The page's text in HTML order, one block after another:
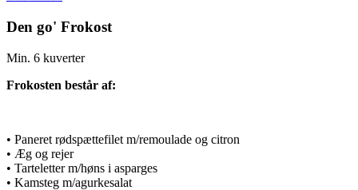
Den go' Frokost
Min. 6 kuverter
Frokosten består af:
• Paneret rødspættefilet m/remoulade og citron
• Æg og rejer
• Tarteletter m/høns i asparges
• Kamsteg m/agurkesalat